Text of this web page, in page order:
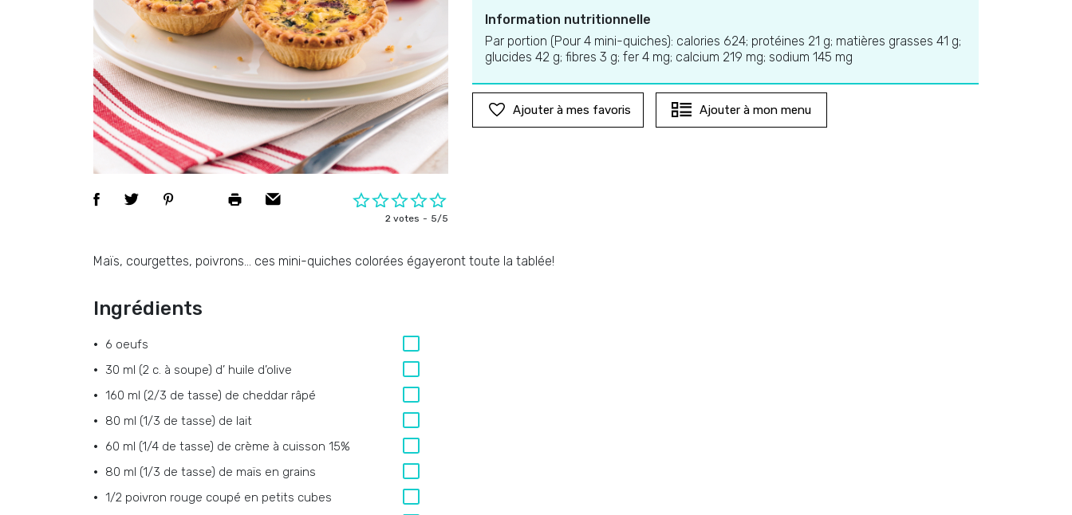
2 votes 5/5
Information nutritionnelle
Par portion (Pour 4 mini-quiches): calories 624; protéines 21 g; matières grasses 41 g;
glucides 42 g; fibres 3 g; fer 4 mg; calcium 219 mg; sodium 145 mg
Ajouter à mes favoris Ajouter à mon menu
Maïs, courgettes, poivrons… ces mini-quiches colorées égayeront toute la tablée!
Ingrédients
6 oeufs
30 ml (2 c. à soupe) d’ huile d’olive
160 ml (2/3 de tasse) de cheddar râpé
80 ml (1/3 de tasse) de lait
60 ml (1/4 de tasse) de crème à cuisson 15%
80 ml (1/3 de tasse) de maïs en grains
1/2 poivron rouge coupé en petits cubes